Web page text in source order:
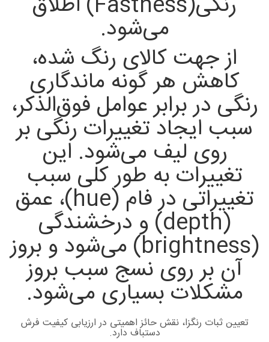
می‌شود.
از جهت کالای رنگ شده،
کاهش هر گونه ماندگاری
رنگی در برابر عوامل فوق‌الذکر،
سبب ایجاد تغییرات رنگی بر
روی لیف می‌شود. این
تغییرات به طور کلی سبب
تغییراتی در فام (hue)، عمق
(depth) و درخشندگی
(brightness) می‌شود و بروز
آن بر روی نسج سبب بروز
مشکلات بسیاری می‌شود.
تعیین ثبات رنگزا، نقش حائز اهمیتی در ارزیابی کیفیت فرش
دستباف دارد.